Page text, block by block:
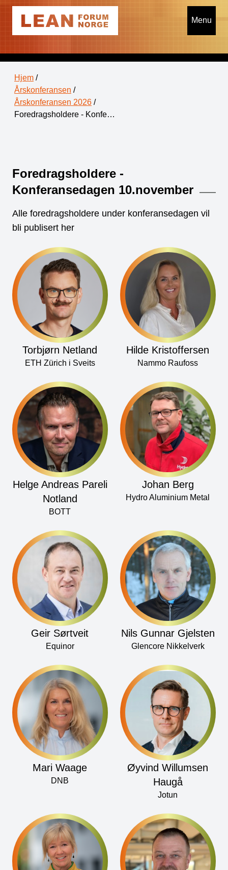
Menu
Hjem /
Årskonferansen /
Årskonferansen 2026 /
Foredragsholdere - Konfe…
Foredragsholdere -
Konferansedagen 10.november
Alle foredragsholdere under konferansedagen vil
bli publisert her
Torbjørn Netland
ETH Zürich i Sveits
Hilde Kristoffersen
Nammo Raufoss
Helge Andreas Pareli
Notland
BOTT
Johan Berg
Hydro Aluminium Metal
Geir Sørtveit
Equinor
Nils Gunnar Gjelsten
Glencore Nikkelverk
Mari Waage
DNB
Øyvind Willumsen
Haugå
Jotun